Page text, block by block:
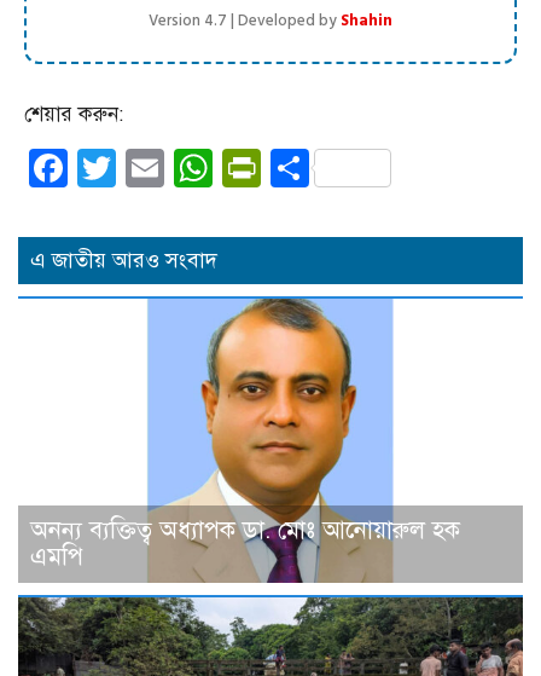
Version 4.7 | Developed byShahin
শেয়ার করুন:
Facebook
Twitter
EmailWhatsApp
PrintFriendly
Share
এ জাতীয় আরও সংবাদ
অনন্য ব্যক্তিত্ব অধ্যাপক ডা. মোঃ আনোয়ারুল হক
এমপি